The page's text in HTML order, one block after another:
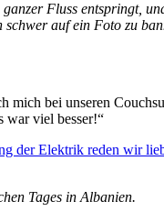
Fluss entspringt,
auf ein Foto zu
mich bei unseren
war viel besser!“
Tages in Albanien.